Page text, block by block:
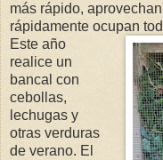
más rápido,
rápidamente ocupan
Este año
realice un
bancal con
cebollas,
lechugas y
otras verduras
de verano. El